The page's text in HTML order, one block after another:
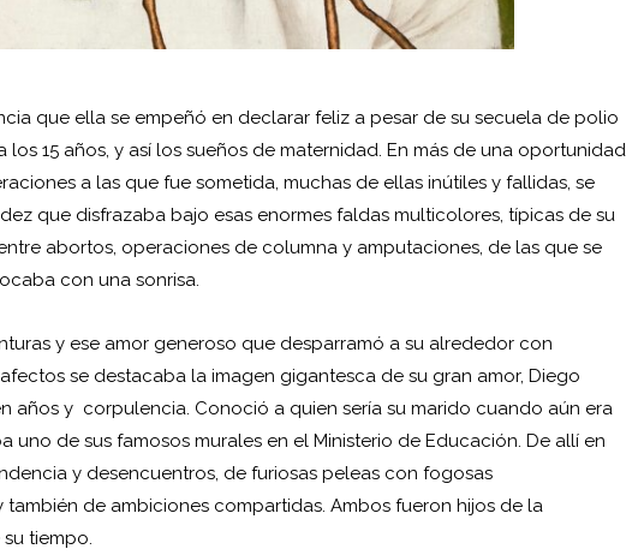
que ella se empeñó en declarar feliz a pesar de su secuela de polio
15 años, y así los sueños de maternidad. En más de una oportunidad
a las que fue sometida, muchas de ellas inútiles y fallidas, se
que disfrazaba bajo esas enormes faldas multicolores, típicas de su
abortos, operaciones de columna y amputaciones, de las que se
con una sonrisa.
y ese amor generoso que desparramó a su alrededor con
se destacaba la imagen gigantesca de su gran amor, Diego
años y corpulencia. Conoció a quien sería su marido cuando aún era
uno de sus famosos murales en el Ministerio de Educación. De allí en
y desencuentros, de furiosas peleas con fogosas
de ambiciones compartidas. Ambos fueron hijos de la
tiempo.